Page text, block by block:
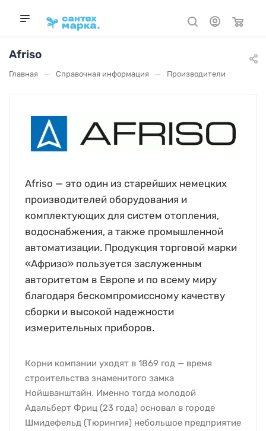
Afriso
Главная — Справочная информация — Производители
Afriso — это один из старейших немецких
производителей оборудования и
комплектующих для систем отопления,
водоснабжения, а также промышленной
автоматизации. Продукция торговой марки
«Афризо» пользуется заслуженным
авторитетом в Европе и по всему миру
благодаря бескомпромиссному качеству
сборки и высокой надежности
измерительных приборов.
Корни компании уходят в 1869 год — время
строительства знаменитого замка
Нойшванштайн. Именно тогда молодой
Адальберт Фриц (23 года) основал в городе
Шмидефельд (Тюрингия) небольшое предприятие